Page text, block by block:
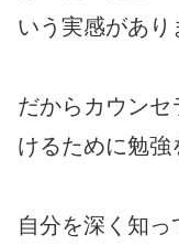
いう実感があり
だからカウン
けるために勉強
自分を深く知